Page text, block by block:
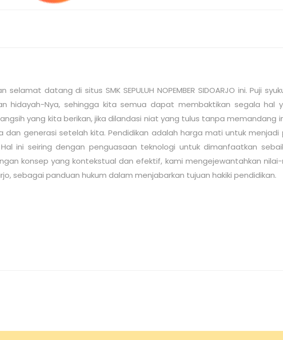
datang di situs SMK SEPULUH NOPEMBER SIDOARJO ini. Puji
hidayah-Nya, sehingga kita semua dapat membaktikan segala hal
yang kita berikan, jika dilandasi niat yang tulus tanpa memandang
dan generasi setelah kita. Pendidikan adalah harga mati untuk
ini seiring dengan penguasaan teknologi untuk dimanfaatkan
konsep yang kontekstual dan efektif, kami mengejewantahkan
sebagai panduan hukum dalam menjabarkan tujuan hakiki pendidikan.